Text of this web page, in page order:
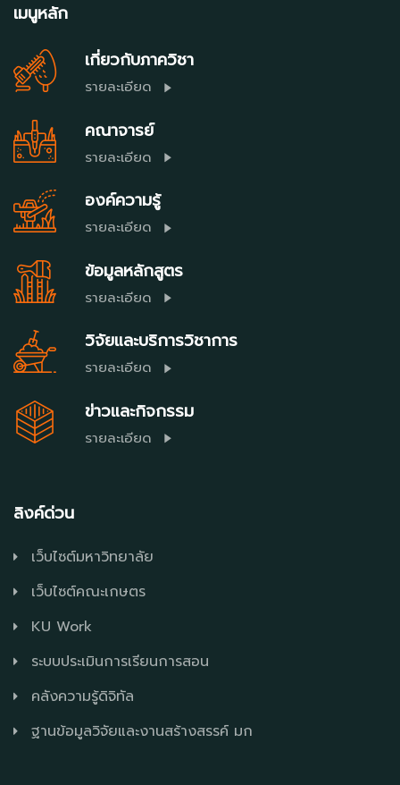
เมนูหลัก
เกี่ยวกับภาควิชา
รายละเอียด
คณาจารย์
รายละเอียด
องค์ความรู้
รายละเอียด
ข้อมูลหลักสูตร
รายละเอียด
วิจัยและบริการวิชาการ
รายละเอียด
ข่าวและกิจกรรม
รายละเอียด
ลิงค์ด่วน
เว็บไซต์มหาวิทยาลัย
เว็บไซต์คณะเกษตร
KU Work
ระบบประเมินการเรียนการสอน
คลังความรู้ดิจิทัล
ฐานข้อมูลวิจัยและงานสร้างสรรค์ มก